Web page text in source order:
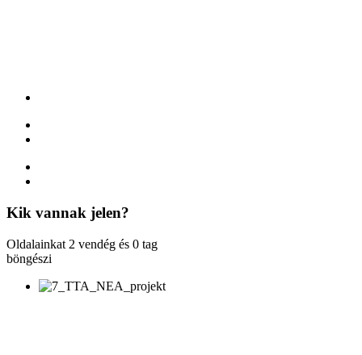
Kik vannak jelen?
Oldalainkat 2 vendég és 0 tag
böngészi